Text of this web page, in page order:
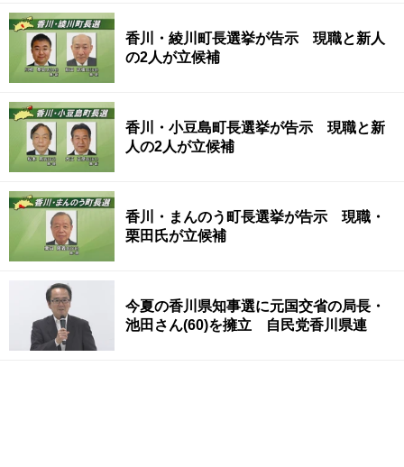
香川・綾川町長選挙が告示 現職と新人
の2人が立候補
香川・小豆島町長選挙が告示 現職と新
人の2人が立候補
香川・まんのう町長選挙が告示 現職・
栗田氏が立候補
今夏の香川県知事選に元国交省の局長・
池田さん(60)を擁立 自民党香川県連